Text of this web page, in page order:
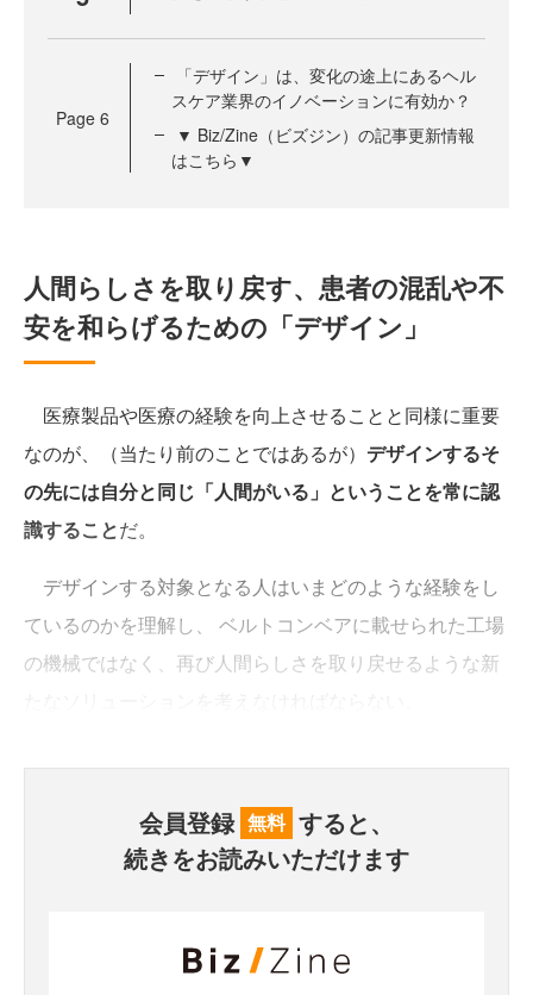
Page 6
「デザイン」は、変化の途上にあるヘル
スケア業界のイノベーションに有効か？
▼ Biz/Zine（ビズジン）の記事更新情報
はこちら▼
人間らしさを取り戻す、患者の混乱や不
安を和らげるための「デザイン」
医療製品や医療の経験を向上させることと同様に重要
なのが、（当たり前のことではあるが） デザインするそ
の先には自分と同じ「人間がいる」ということを常に認
識することだ。
デザインする対象となる人はいまどのような経験をし
ているのかを理解し、 ベルトコンベアに載せられた工場
の機械ではなく、再び人間らしさを取り戻せるような新
会員登録 無料 すると、
続きをお読みいただけます